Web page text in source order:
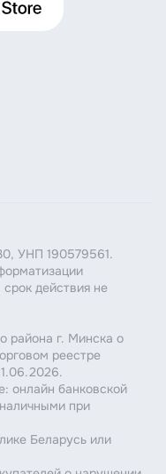
УНП 190579561.
действия не
района г. Минска о
реестре
онлайн банковской
при
Беларусь или